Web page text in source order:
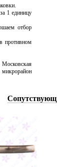
1 единицу
отбор
противном
Московская